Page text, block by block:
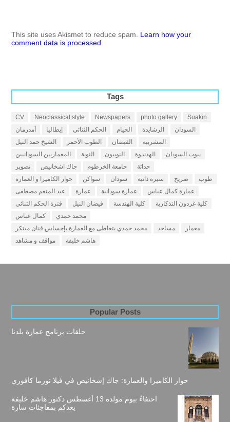
This site uses Akismet to reduce spam. Learn how your
comment data is processed.
Tags
CV Neoclassical style Newspapers photo gallery
Suakin
أمدرمان
إيطاليا الحكم الثنائي الخيام الرشايدة
السودان
الشيخ حمد النيل
الطوب الأحمر الفيضان
المشربية
المعماريين السودانيين
النوبة النوبيون الهدندوة
بيوت السودان
تصوير
جاك اشخانيص جامعة الخرطوم
حداثة
حوار الكاميرا و العمارة
سواكن سودان سيرة ذاتية ضريح
طوب
عبد المنعم مصطفى
عمارة عمارة سودانية
عمارة كمال عباس
فترة الحكم الثنائي
فيضان النيل كلية الهندسة
كلية غردون التذكارية
كمال عباس
محمد حمدي
محمد حمدي يتعاطى مع العمارة بإحساس فنان مبتكر
مساجد
معمار
مواقف و مشاهد
هاشم خليفة
Popular Posts
حلقات برنامج عمارة بلدنا
حوار الكاميرا والعمارة: جاك إشخانيص في فيلا نورما كافوري
احتفاءً بيوم مولده 13 أغسطس دكتور هاشم خليفة
يعدكم بمفاجئات سارة